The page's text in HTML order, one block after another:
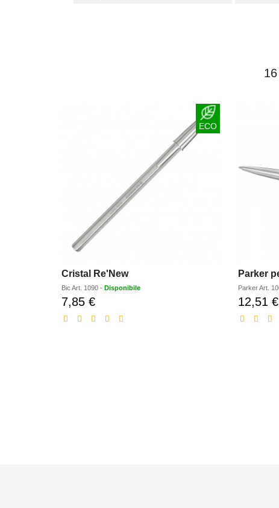
ECO
Cristal Re'New
Bic Art. 1090 - Disponibile
7,85 €Prezzo
Parker
ParkerArt.
12,51 €